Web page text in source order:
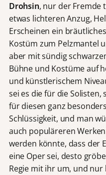
Drohsin, nur der Fremde
etwas lichteren Anzug,
Erscheinen ein
Kostüm zum Pelzmantel
aber mit sündig
Bühne und Kostüme auf
und künstlerischem
sei es die für die Solisten,
für diesen ganz
Schlüssigkeit, und man
auch populäreren
werden könnte, dass der
eine Oper sei, desto
Regie mit ihr um, und